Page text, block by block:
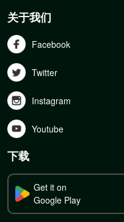
关于我们
Facebook
Twitter
Instagram
Youtube
下载
Get it on
Google Play